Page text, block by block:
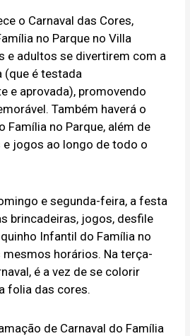
o Carnaval das Cores,
no Parque no Villa
e adultos se divertirem com a
(que é testada
e aprovada), promovendo
Também haverá o
Família no Parque, além de
jogos ao longo de todo o
e segunda-feira, a festa
brincadeiras, jogos, desfile
Infantil do Família no
mesmos horários. Na terça-
é a vez de se colorir
folia das cores.
de Carnaval do Família